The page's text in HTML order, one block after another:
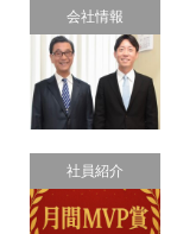
会社情報
社員紹介